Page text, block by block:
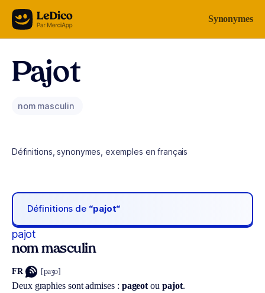
Aller au contenu Synonymes
Pajot
nom masculin
Définitions, synonymes, exemples en français
Définitions de “pajot“
pajot
nom masculin
FR [paʒo]
Deux graphies sont admises : pageot ou pajot.